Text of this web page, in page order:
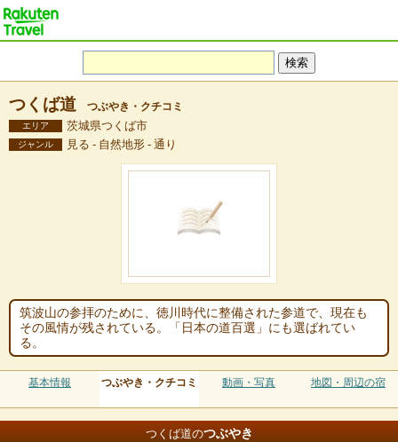
つくば道 つぶやき・クチコミ
エリア 茨城県つくば市
ジャンル 見る - 自然地形 - 通り
筑波山の参拝のために、徳川時代に整備された参道で、現在も
その風情が残されている。「日本の道百選」にも選ばれてい
る。
基本情報 つぶやき・クチコミ 動画・写真 地図・周辺の宿
つくば道のつぶやき